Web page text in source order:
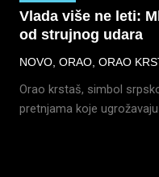
Vlada više ne leti:
od strujnog udara
NOVO ORAO ORAO
Orao krstaš, simbol
pretnjama koje ugrožavaju